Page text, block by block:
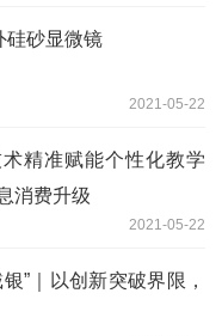
硅砂显微镜
2021-05-22
精准赋能个性化教学
消费升级
2021-05-22
”｜以创新突破界限，